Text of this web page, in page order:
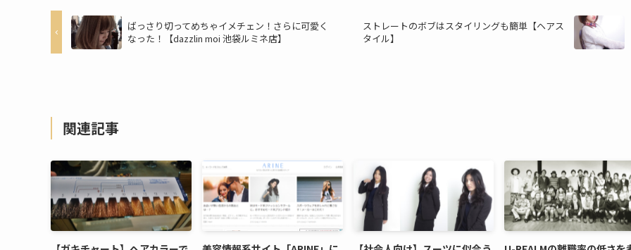
ばっさり切ってめちゃイメチェン！さらに可愛く
なった！【dazzlin moi 池袋ルミネ店】
ストレートのボブはスタイリングも簡単【ヘアス
タイル】
関連記事